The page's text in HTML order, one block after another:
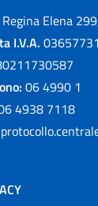
Elena
I.V.A.
06 4990 1
4938 7118